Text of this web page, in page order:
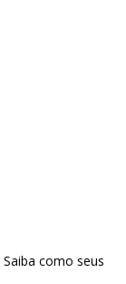
Saiba como seus